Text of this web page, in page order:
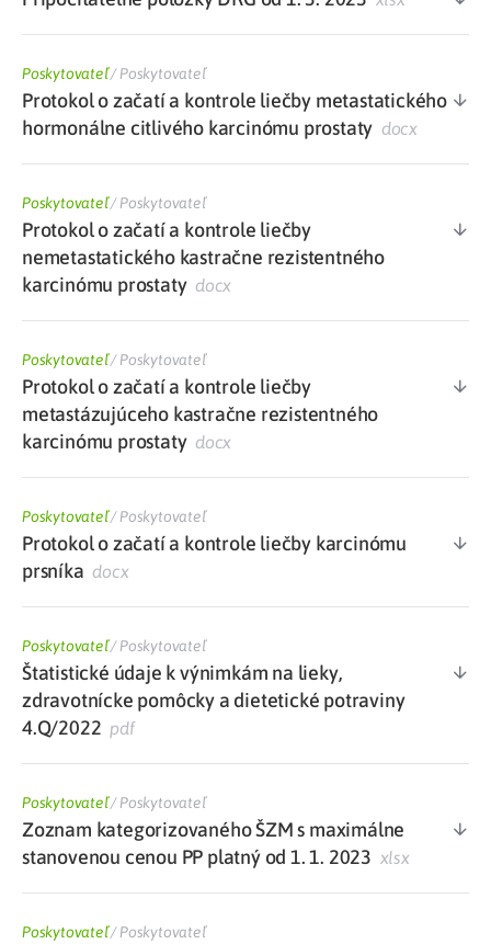
Poskytovateľ/Poskytovateľ
Protokol o začatí a kontrole liečby metastatického
hormonálne citlivého karcinómu prostaty docx
Poskytovateľ/Poskytovateľ
Protokol o začatí a kontrole liečby
nemetastatického kastračne rezistentného
karcinómu prostatydocx
Poskytovateľ/Poskytovateľ
Protokol o začatí a kontrole liečby
metastázujúceho kastračne rezistentného
karcinómu prostatydocx
Poskytovateľ/Poskytovateľ
Protokol o začatí a kontrole liečby karcinómu
prsníka docx
Poskytovateľ/Poskytovateľ
Štatistické údaje k výnimkám na lieky,
zdravotnícke pomôcky a dietetické potraviny
4.Q/2022 pdf
Poskytovateľ/Poskytovateľ
Zoznam kategorizovaného ŠZM s maximálne
stanovenou cenou PP platný od 1. 1. 2023 xlsx
Poskytovateľ/Poskytovateľ